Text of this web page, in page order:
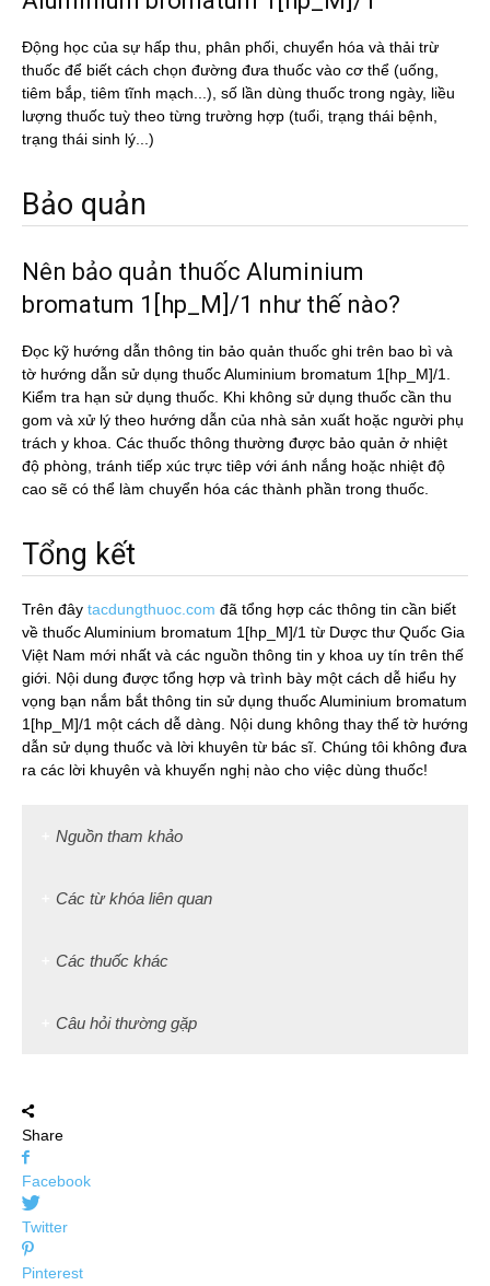
Động học của sự hấp thu, phân phối, chuyển hóa và thải trừ
thuốc để biết cách chọn đường đưa thuốc vào cơ thể (uống,
tiêm bắp, tiêm tĩnh mạch...), số lần dùng thuốc trong ngày, liều
lượng thuốc tuỳ theo từng trường hợp (tuổi, trạng thái bệnh,
trạng thái sinh lý...)
Bảo quản
Nên bảo quản thuốc Aluminium
bromatum 1[hp_M]/1 như thế nào?
Đọc kỹ hướng dẫn thông tin bảo quản thuốc ghi trên bao bì và
tờ hướng dẫn sử dụng thuốc Aluminium bromatum 1[hp_M]/1.
Kiểm tra hạn sử dụng thuốc. Khi không sử dụng thuốc cần thu
gom và xử lý theo hướng dẫn của nhà sản xuất hoặc người phụ
trách y khoa. Các thuốc thông thường được bảo quản ở nhiệt
độ phòng, tránh tiếp xúc trực tiêp với ánh nắng hoặc nhiệt độ
cao sẽ có thể làm chuyển hóa các thành phần trong thuốc.
Tổng kết
Trên đây tacdungthuoc.com đã tổng hợp các thông tin cần biết
về thuốc Aluminium bromatum 1[hp_M]/1 từ Dược thư Quốc Gia
Việt Nam mới nhất và các nguồn thông tin y khoa uy tín trên thế
giới. Nội dung được tổng hợp và trình bày một cách dễ hiểu hy
vọng bạn nắm bắt thông tin sử dụng thuốc Aluminium bromatum
1[hp_M]/1 một cách dễ dàng. Nội dung không thay thế tờ hướng
dẫn sử dụng thuốc và lời khuyên từ bác sĩ. Chúng tôi không đưa
ra các lời khuyên và khuyến nghị nào cho việc dùng thuốc!
Nguồn tham khảo
Các từ khóa liên quan
Các thuốc khác
Câu hỏi thường gặp
Share
Facebook
Twitter
Pinterest